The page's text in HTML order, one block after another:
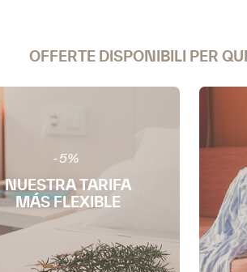
OFFERTE DISPONIBILI PER
NUESTRA TARIFA
MÁS FLEXIBLE
-5%